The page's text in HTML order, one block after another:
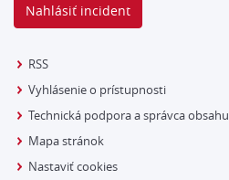
Nahlásiť incident
RSS
Vyhlásenie o prístupnosti
Technická podpora a správca obsahu
Mapa stránok
Nastaviť cookies